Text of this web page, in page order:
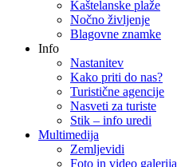
Kaštelanske plaže
Nočno življenje
Blagovne znamke
Info
Nastanitev
Kako priti do nas?
Turistične agencije
Nasveti za turiste
Stik – info uredi
Multimedija
Zemljevidi
Foto in video galerija